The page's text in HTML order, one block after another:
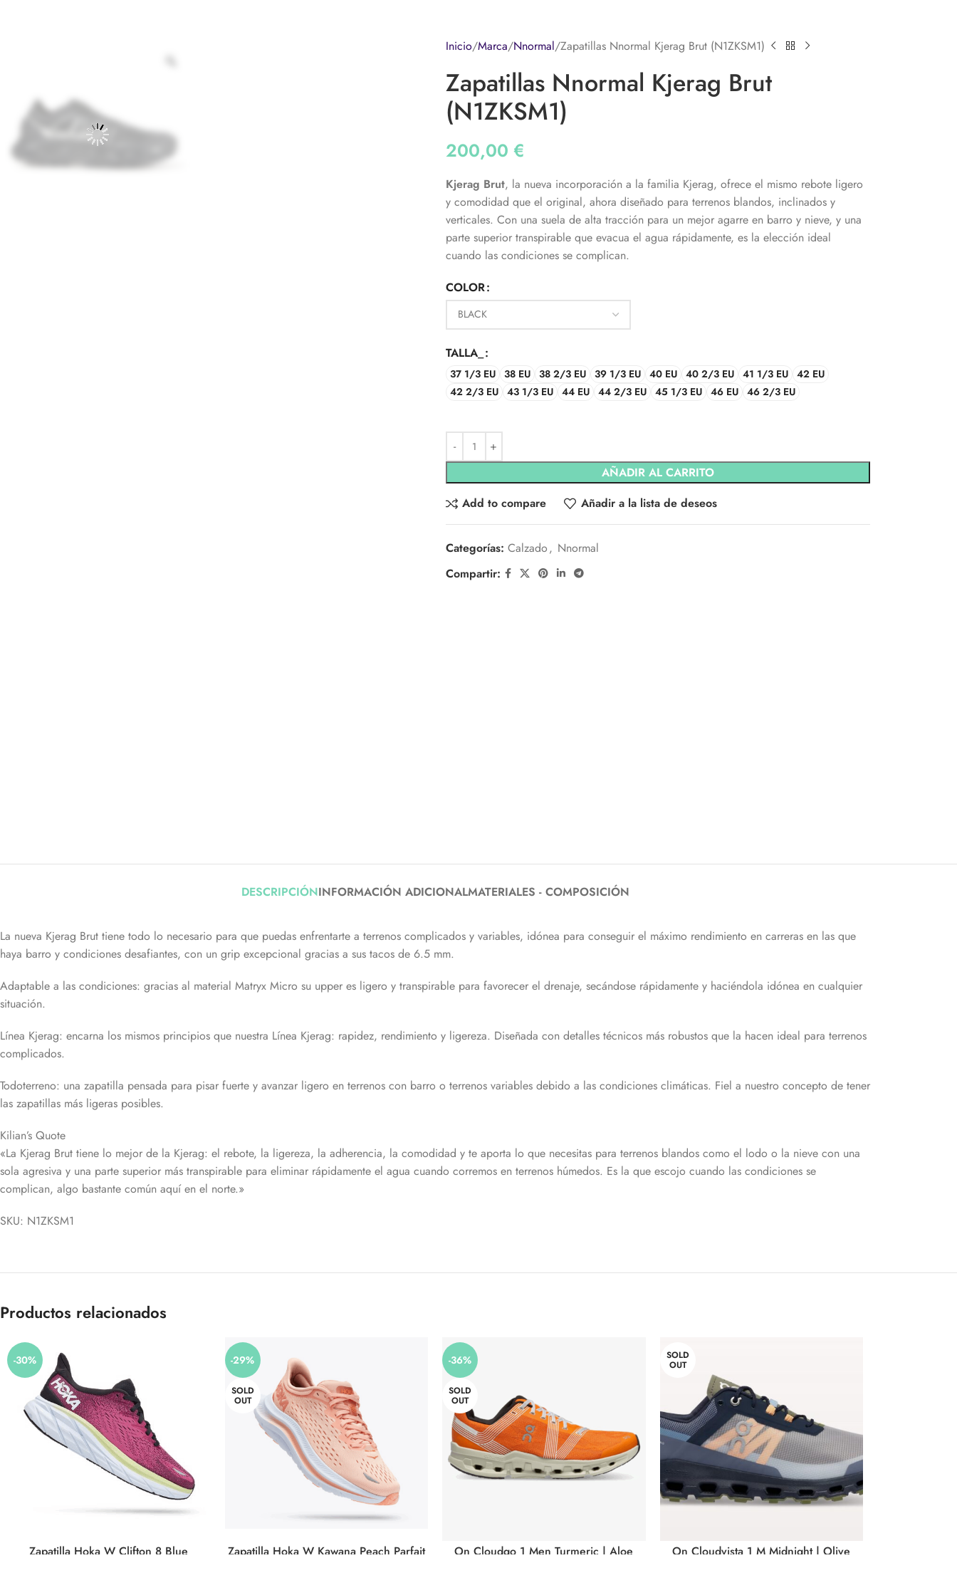
Inicio Marca Nnormal Zapatillas Nnormal Kjerag Brut (N1ZKSM1)
Zapatillas Nnormal Kjerag Brut
(N1ZKSM1)
200,00 €
Kjerag Brut, la nueva incorporación a la familia Kjerag, ofrece el mismo rebote ligero
y comodidad que el original, ahora diseñado para terrenos blandos, inclinados y
verticales. Con una suela de alta tracción para un mejor agarre en barro y nieve, y una
parte superior transpirable que evacua el agua rápidamente, es la elección ideal
cuando las condiciones se complican.
COLOR
TALLA_
37 1/3 EU 38 EU 38 2/3 EU 39 1/3 EU 40 EU 40 2/3 EU 41 1/3 EU
42 EU
42 2/3 EU
43 1/3 EU 44 EU 44 2/3 EU 45 1/3 EU 46 EU 46 2/3 EU
AÑADIR AL CARRITO
Add to compare
Añadir a la lista de deseos
Categorías: Calzado, Nnormal
Compartir:
DESCRIPCIÓNINFORMACIÓN ADICIONALMATERIALES - COMPOSICIÓN
La nueva Kjerag Brut tiene todo lo necesario para que puedas enfrentarte a terrenos complicados y variables, idónea para conseguir el máximo rendimiento en carreras en las que
haya barro y condiciones desafiantes, con un grip excepcional gracias a sus tacos de 6.5 mm.
Adaptable a las condiciones: gracias al material Matryx Micro su upper es ligero y transpirable para favorecer el drenaje, secándose rápidamente y haciéndola idónea en cualquier
situación.
Línea Kjerag: encarna los mismos principios que nuestra Línea Kjerag: rapidez, rendimiento y ligereza. Diseñada con detalles técnicos más robustos que la hacen ideal para terrenos
complicados.
Todoterreno: una zapatilla pensada para pisar fuerte y avanzar ligero en terrenos con barro o terrenos variables debido a las condiciones climáticas. Fiel a nuestro concepto de tener
las zapatillas más ligeras posibles.
Kilian’s Quote
«La Kjerag Brut tiene lo mejor de la Kjerag: el rebote, la ligereza, la adherencia, la comodidad y te aporta lo que necesitas para terrenos blandos como el lodo o la nieve con una
sola agresiva y una parte superior más transpirable para eliminar rápidamente el agua cuando corremos en terrenos húmedos. Es la que escojo cuando las condiciones se
complican, algo bastante común aquí en el norte.»
SKU: N1ZKSM1
Productos relacionados
-30%
Zapatilla Hoka W Clifton 8 Blue
-29%
SOLD
OUT
Zapatilla Hoka W Kawana Peach Parfait
-36%
SOLD
OUT
On Cloudgo 1 Men Turmeric | Aloe
SOLD
OUT
On Cloudvista 1 M Midnight | Olive